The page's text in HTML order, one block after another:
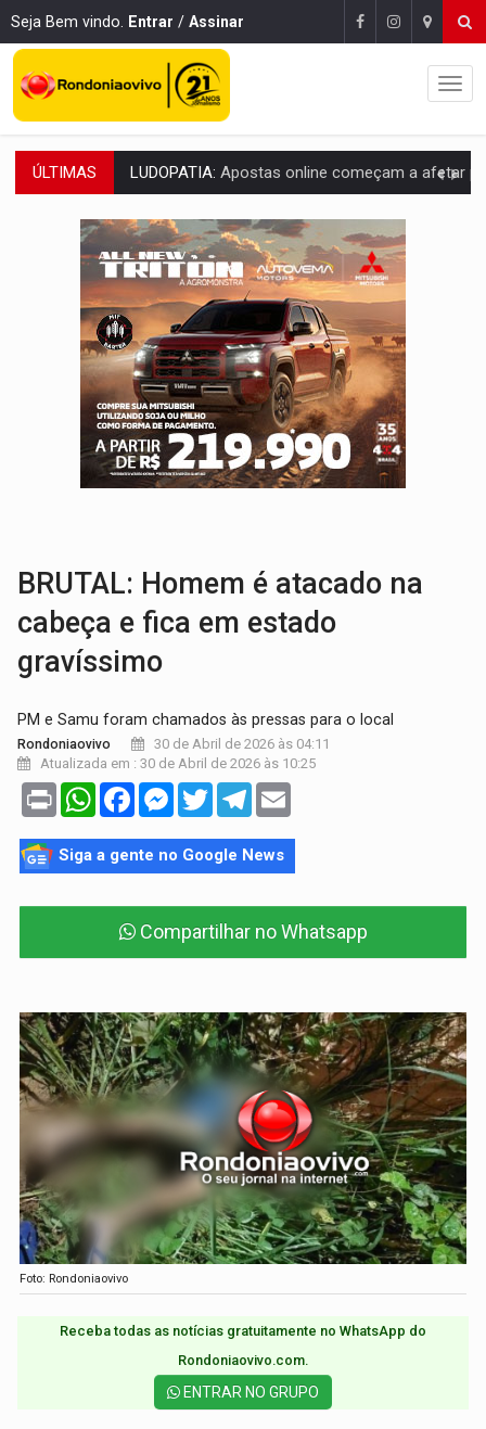
Seja Bem vindo. Entrar / Assinar
ÚLTIMAS REFLORESTAMENTO: Plantar árvores não será mais suficiente para
OVNIS NA LUA:Cientistas alertam para possível base secreta no satélite
ACABOU COM PEUGEOT: Incêndio destrói carro que era rebocado para oficina
VÍDEO:Ladrão é filmado furtando moto na frente do bar
BOLSAS DE PESQUISA:Iniciativa Amazônia+10 lança chamada para fortalecer
MATERIAL:Brasil tem grandes reservas de urânio, mas produz pouco e
VÍDEO:Serpente capturada na fábrica da Coca-Cola é
HOMENAGEM:Cientistas cassados pelo AI-5 se tornam pesquisadores
BRUTAL: Homem é atacado na
cabeça e fica em estado
gravíssimo
PM e Samu foram chamados às pressas para o local
Rondoniaovivo
30 de Abril de 2026 às 04:11
Atualizada em : 30 de Abril de 2026 às 10:25
Print WhatsAppFacebookMessenger
TwitterTelegram
Siga a gente no Google News
Compartilhar no Whatsapp
Foto: Rondoniaovivo
Receba todas as notícias gratuitamente no WhatsApp do
Rondoniaovivo.com.​
ENTRAR NO GRUPO